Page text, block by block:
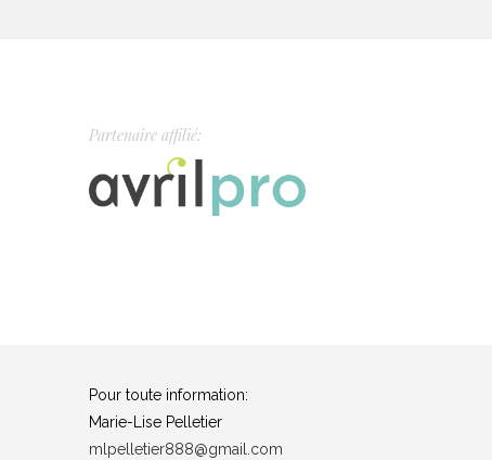
Partenaire affilié:
Pour toute information:
Marie-Lise Pelletier
mlpelletier888@gmail.com